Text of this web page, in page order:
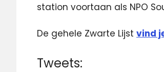
station voortaan als NPO
De gehele Zwarte Lijst vind
Tweets: